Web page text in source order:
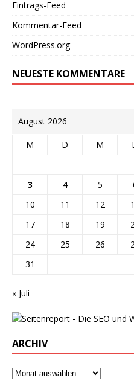
Eintrags-Feed
Kommentar-Feed
WordPress.org
NEUESTE KOMMENTARE
August 2026
M D M
3
4 5
10
11 12
17
18 19
24
25 26
31
« Juli
ARCHIV